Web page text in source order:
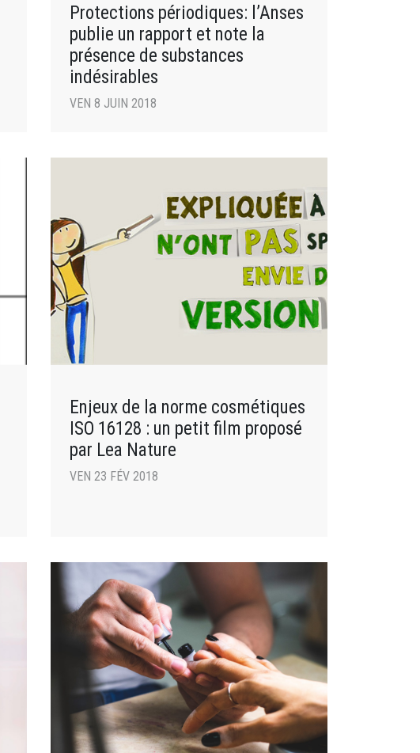
Protections périodiques: l’Anses
publie un rapport et note la
présence de substances
indésirables
VEN 8 JUIN 2018
Enjeux de la norme cosmétiques
ISO 16128 : un petit film proposé
par Lea Nature
VEN 23 FÉV 2018